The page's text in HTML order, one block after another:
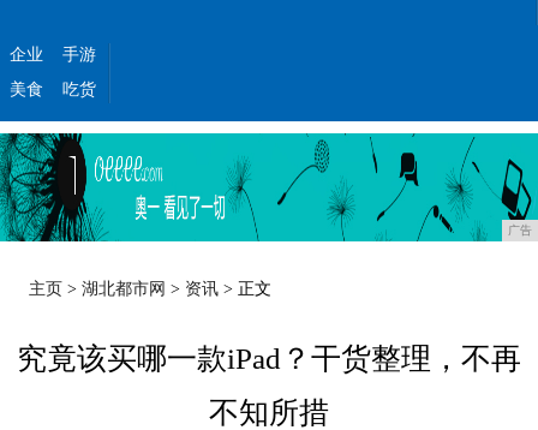
企业
手游
美食
吃货
广告
主页 >湖北都市网 > 资讯 > 正文
究竟该买哪一款iPad？干货整理，不再
不知所措